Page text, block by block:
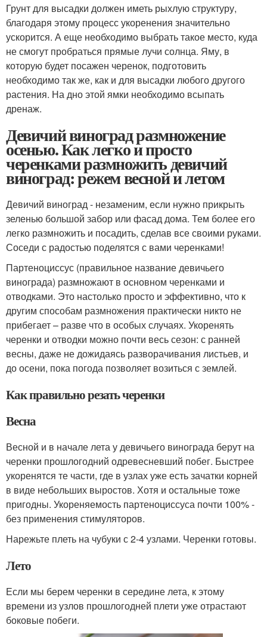
Грунт для высадки должен иметь рыхлую структуру,
благодаря этому процесс укоренения значительно
ускорится. А еще необходимо выбрать такое место, куда
не смогут пробраться прямые лучи солнца. Яму, в
которую будет посажен черенок, подготовить
необходимо так же, как и для высадки любого другого
растения. На дно этой ямки необходимо всыпать
дренаж.
Девичий виноград размножение
осенью. Как легко и просто
черенками размножить девичий
виноград: режем весной и летом
Девичий виноград - незаменим, если нужно прикрыть
зеленью большой забор или фасад дома. Тем более его
легко размножить и посадить, сделав все своими руками.
Соседи с радостью поделятся с вами черенками!
Партеноциссус (правильное название девичьего
винограда) размножают в основном черенками и
отводками. Это настолько просто и эффективно, что к
другим способам размножения практически никто не
прибегает – разве что в особых случаях. Укоренять
черенки и отводки можно почти весь сезон: с ранней
весны, даже не дожидаясь разворачивания листьев, и
до осени, пока погода позволяет возиться с землей.
Как правильно резать черенки
Весна
Весной и в начале лета у девичьего винограда берут на
черенки прошлогодний одревесневший побег. Быстрее
укоренятся те части, где в узлах уже есть зачатки корней
в виде небольших выростов. Хотя и остальные тоже
пригодны. Укореняемость партеноциссуса почти 100% -
без применения стимуляторов.
Нарежьте плеть на чубуки с 2-4 узлами. Черенки готовы.
Лето
Если мы берем черенки в середине лета, к этому
времени из узлов прошлогодней плети уже отрастают
боковые побеги.